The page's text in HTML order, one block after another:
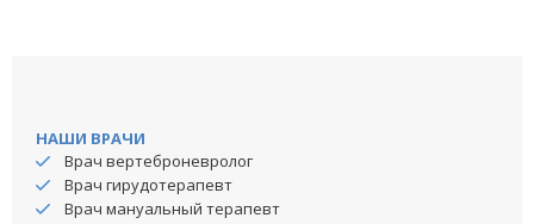
НАШИ ВРАЧИ
Врач вертеброневролог
Врач гирудотерапевт
Врач мануальный терапевт